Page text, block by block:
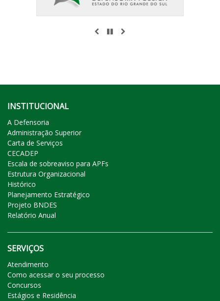
ANTERIOR
PAUSAR
INSTITUCIONAL
A Defensoria
Administração Superior
Carta de Serviços
CECADEP
Escala de sobreaviso para APFs
Estrutura Organizacional
Histórico
Planejamento Estratégico
Projeto BNDES
Relatório Anual
SERVIÇOS
Atendimento
Como acessar o seu processo
Concursos
Estágios e Residência